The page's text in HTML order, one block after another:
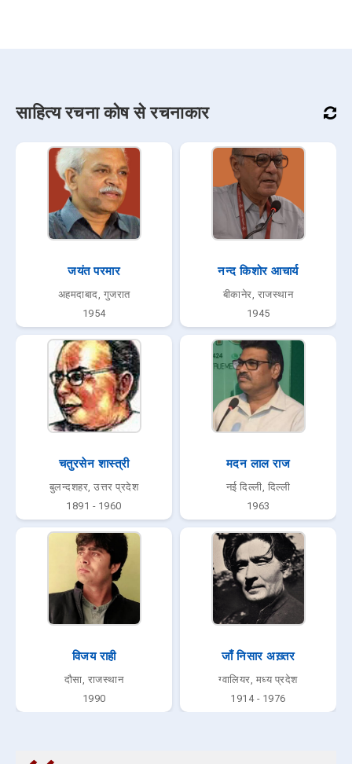
साहित्य रचना कोष से रचनाकार
जयंत परमार
अहमदाबाद, गुजरात
1954
नन्द किशोर आचार्य
बीकानेर, राजस्थान
1945
चतुरसेन शास्त्री
बुलन्दशहर, उत्तर प्रदेश
1891 - 1960
मदन लाल राज
नई दिल्ली, दिल्ली
1963
विजय राही
दौसा, राजस्थान
1990
जाँ निसार अख़्तर
ग्वालियर, मध्य प्रदेश
1914 - 1976